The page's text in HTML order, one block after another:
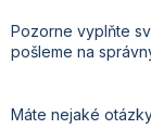
Pozorne vyplňte
pošleme na
Máte nejaké